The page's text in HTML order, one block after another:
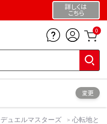
詳しくは
こちら
0
変更
デュエルマスターズ
心転地と